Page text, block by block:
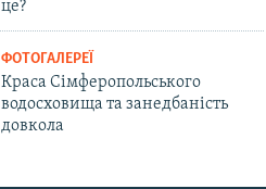
це?
ФОТОГАЛЕРЕЇ
Краса Сімферопольського
водосховища та занедбаність
довкола